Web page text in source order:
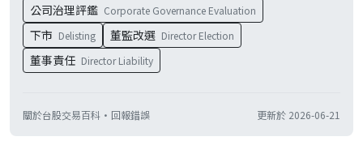
公司治理評鑑 Corporate Governance Evaluation
下市 Delisting 董監改選 Director Election
董事責任 Director Liability
關於台股交易百科 · 回報錯誤 更新於 2026-06-21